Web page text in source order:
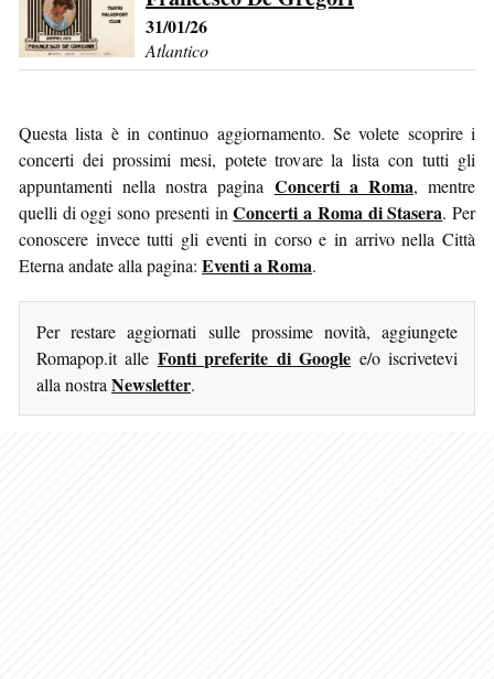
31/01/26
Atlantico
Questa lista è in continuo aggiornamento. Se volete scoprire i
concerti dei prossimi mesi, potete trovare la lista con tutti gli
appuntamenti nella nostra pagina Concerti a Roma, mentre
quelli di oggi sono presenti inConcerti a Roma di Stasera. Per
conoscere invece tutti gli eventi in corso e in arrivo nella Città
Eterna andate alla pagina: Eventi a Roma.
Per restare aggiornati sulle prossime novità, aggiungete
Romapop.it alle Fonti preferite di Google e/o iscrivetevi
alla nostra Newsletter.